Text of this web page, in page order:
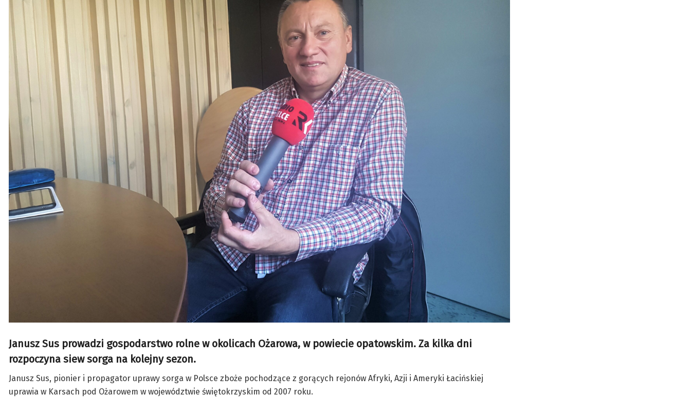
Janusz Sus prowadzi gospodarstwo rolne w okolicach Ożarowa, w powiecie opatowskim. Za kilka dni
rozpoczyna siew sorga na kolejny sezon.
Janusz Sus, pionier i propagator uprawy sorga w Polsce zboże pochodzące z gorących rejonów Afryki, Azji i Ameryki Łacińskiej
uprawia w Karsach pod Ożarowem w województwie świętokrzyskim od 2007 roku.